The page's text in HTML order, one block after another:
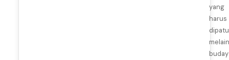
yang
harus